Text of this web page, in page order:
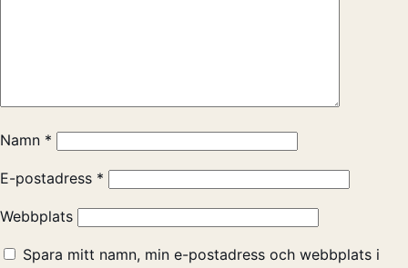
Namn *
E-postadress *
Webbplats
Spara mitt namn, min e-postadress och webbplats i